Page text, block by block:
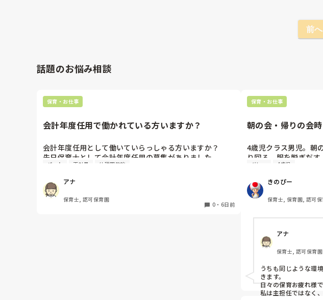
乳児は落ち葉でスタ
どこからどこまでが
ルがあるから許されない。とのことでした。
主幹の先生にも、やるならカラーボールでしたらいい
もういいです〜丸いカラーボールがないから違うのにし
ます。と言われました。
園長の決まりがあるっていうのも分かるけど、製作で使
いたいっていう気持ちも分かるんです。せっかく考えた
の先生はやっぱり否定された気持ちになってしまうよう
で、伝え方が難しいなあと日々思います。
明日持って行って、せっかく考えてくれたしやろうよ、
と伝えたいです。
慎重すぎるぐらいですが、安全に越したことないです。
反対に、少し前の
にお尻をつけて消
て良くなっています
前へ
話題のお悩み相談
保育・お仕事
会計年度任用で働かれている方いますか？
会計年度任用として働いていらっしゃる方いますか？
先日保育士として会計年度任用の募集がありました。
育士の資格を使われている方いたら教えて頂きたいです。
よろしくお願いします。
パート 正社員 幼稚園教諭
アナ
保育士, 認可保育園
0 ・ 6日前
保育・お仕事
朝の会・帰りの会
4歳児クラス男児。朝
り回る、服を脱ぎだす
は他にもクラス内に
一杯です。
私がその子の対応をし
てしまい、クラス全
ペースを設けました
何か少しでも良い方
グレー 4歳児
きのぴー
保育士, 保育園, 認可
アナ
保育士, 認可保育園
うちも同じような環
きます。
日々の保育お疲れ様
私は主担任ではなく